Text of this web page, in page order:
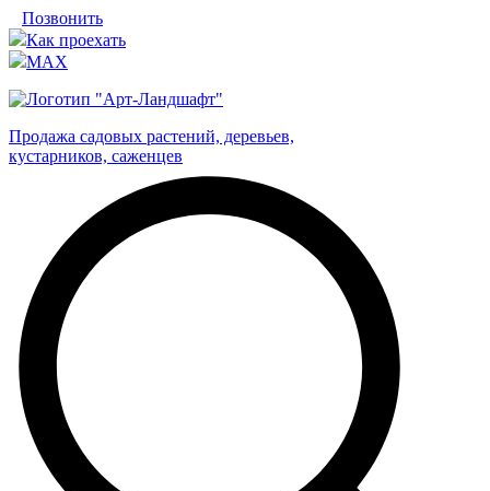
Позвонить
Как проехать
MAX
Продажа садовых растений, деревьев,
кустарников, саженцев